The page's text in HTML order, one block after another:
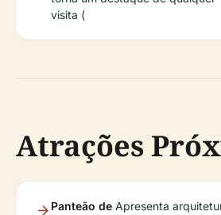
visita (
Atrações
Panteão de Apresenta